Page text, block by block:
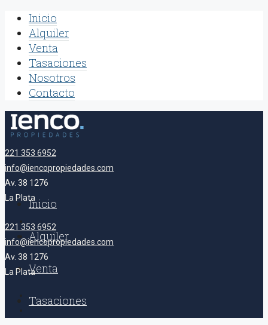
Inicio
Alquiler
Venta
Tasaciones
Nosotros
Contacto
221 353 6952
info@iencopropiedades.com
Av. 38 1276
La PlataInicio
Alquiler
Venta
Tasaciones
221 353 6952
info@iencopropiedades.com
Av. 38 1276
La Plata